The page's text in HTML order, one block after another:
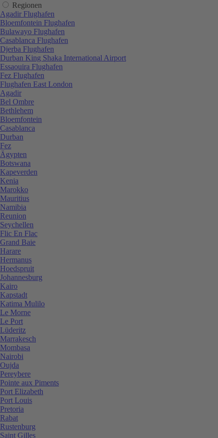
Regionen
Agadir Flughafen
Bloemfontein Flughafen
Bulawayo Flughafen
Casablanca Flughafen
Djerba Flughafen
Durban King Shaka International Airport
Essaouira Flughafen
Fez Flughafen
Flughafen East London
Agadir
Bel Ombre
Bethlehem
Bloemfontein
Casablanca
Durban
Fez
Ägypten
Botswana
Kapeverden
Kenia
Marokko
Mauritius
Namibia
Reunion
Seychellen
Flic En Flac
Grand Baie
Harare
Hermanus
Hoedspruit
Johannesburg
Kairo
Kapstadt
Katima Mulilo
Le Morne
Le Port
Lüderitz
Marrakesch
Mombasa
Nairobi
Oujda
Pereybere
Pointe aux Piments
Port Elizabeth
Port Louis
Pretoria
Rabat
Rustenburg
Saint Gilles